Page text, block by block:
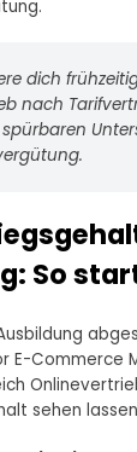
dich
nach
So
E-Commerce
sehen